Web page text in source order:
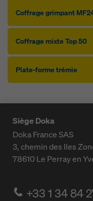
Cof­f­rage grim­pant
Cof­f­rage mixte Top 50
Plate-forme tré­m­ie
Siège Doka
Doka France SAS
3, chemin des Iles
78610Le Perray en
+33 1 34 84